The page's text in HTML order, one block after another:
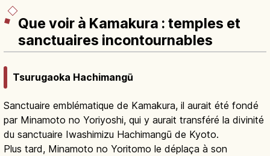
Que voir à Kamakura : temples et
sanctuaires incontournables
Tsurugaoka Hachimangū
Sanctuaire emblématique de Kamakura, il aurait été fondé
par Minamoto no Yoriyoshi, qui y aurait transféré la divinité
du sanctuaire Iwashimizu Hachimangū de Kyoto.
Plus tard, Minamoto no Yoritomo le déplaça à son